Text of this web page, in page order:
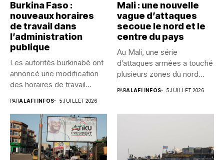
Burkina Faso :
nouveaux horaires
de travail dans
l’administration
publique
Les autorités burkinabè ont
annoncé une modification
des horaires de travail
PARALAFI INFOS 5 JUILLET 2026
Mali : une nouvelle
vague d’attaques
secoue le nord et le
centre du pays
Au Mali, une série
d’attaques armées a touché
plusieurs zones du nord...
PARALAFI INFOS 5 JUILLET 2026